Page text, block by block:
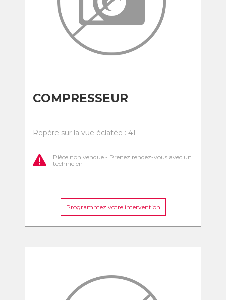
COMPRESSEUR
Repère sur la vue éclatée : 41
Pièce non vendue - Prenez rendez-vous avec un
technicien
Programmez votre intervention